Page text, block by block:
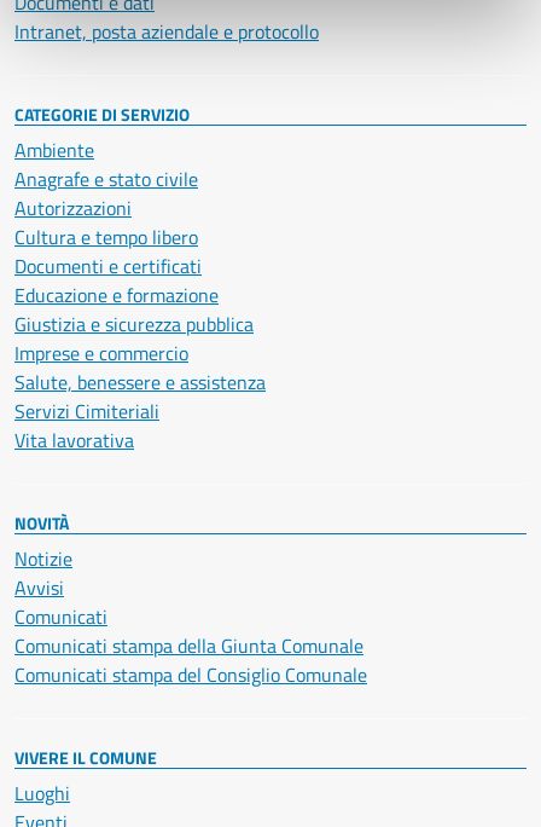
Intranet, posta aziendale e protocollo
CATEGORIE DI SERVIZIO
Ambiente
Anagrafe e stato civile
Autorizzazioni
Cultura e tempo libero
Documenti e certificati
Educazione e formazione
Giustizia e sicurezza pubblica
Imprese e commercio
Salute, benessere e assistenza
Servizi Cimiteriali
Vita lavorativa
NOVITÀ
Notizie
Avvisi
Comunicati
Comunicati stampa della Giunta Comunale
Comunicati stampa del Consiglio Comunale
VIVERE IL COMUNE
Luoghi